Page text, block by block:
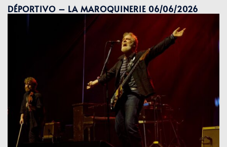
DÉPORTIVO – LA MAROQUINERIE 06/06/2026